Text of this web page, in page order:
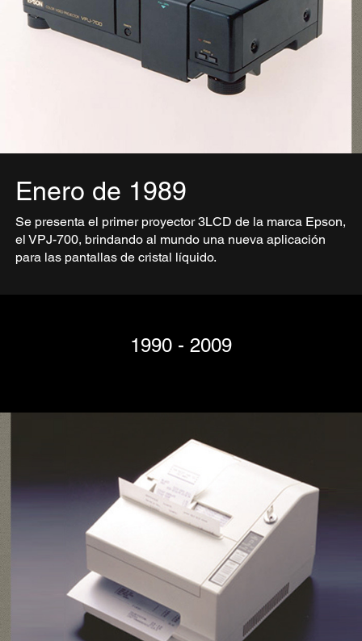
Enero de 1989
Se presenta el primer proyector 3LCD de la marca Epson,
el VPJ-700, brindando al mundo una nueva aplicación
para las pantallas de cristal líquido.
1990 - 2009